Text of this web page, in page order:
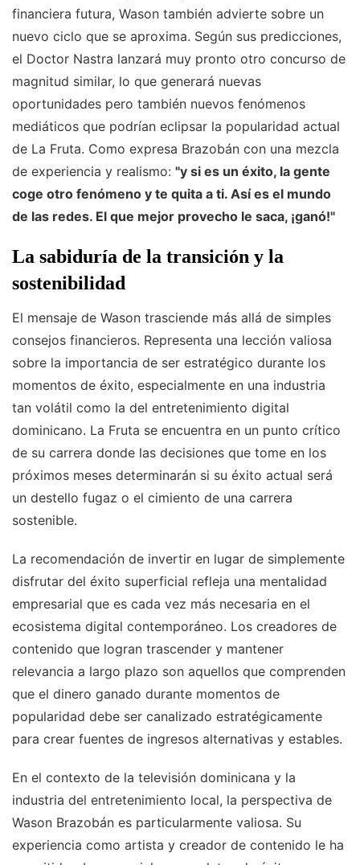
financiera futura, Wason también advierte sobre un
nuevo ciclo que se aproxima. Según sus predicciones,
el Doctor Nastra lanzará muy pronto otro concurso de
magnitud similar, lo que generará nuevas
oportunidades pero también nuevos fenómenos
mediáticos que podrían eclipsar la popularidad actual
de La Fruta. Como expresa Brazobán con una mezcla
de experiencia y realismo: "y si es un éxito, la gente
coge otro fenómeno y te quita a ti. Así es el mundo
de las redes. El que mejor provecho le saca, ¡ganó!"
La sabiduría de la transición y la
sostenibilidad
El mensaje de Wason trasciende más allá de simples
consejos financieros. Representa una lección valiosa
sobre la importancia de ser estratégico durante los
momentos de éxito, especialmente en una industria
tan volátil como la del entretenimiento digital
dominicano. La Fruta se encuentra en un punto crítico
de su carrera donde las decisiones que tome en los
próximos meses determinarán si su éxito actual será
un destello fugaz o el cimiento de una carrera
sostenible.
La recomendación de invertir en lugar de simplemente
disfrutar del éxito superficial refleja una mentalidad
empresarial que es cada vez más necesaria en el
ecosistema digital contemporáneo. Los creadores de
contenido que logran trascender y mantener
relevancia a largo plazo son aquellos que comprenden
que el dinero ganado durante momentos de
popularidad debe ser canalizado estratégicamente
para crear fuentes de ingresos alternativas y estables.
En el contexto de la televisión dominicana y la
industria del entretenimiento local, la perspectiva de
Wason Brazobán es particularmente valiosa. Su
experiencia como artista y creador de contenido le ha